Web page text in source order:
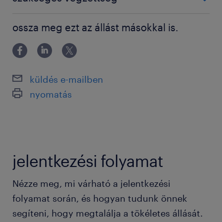
Alvállalkozói és beszállítói árajánlatok
bekérése, feldolgozása
Benchmark alapú árazások
elkészített ajánlatokhoz
azok csökkentésére, illetve elkerülésére
Projekt átadása kivitelező csapat
ossza meg ezt az állást másokkal is.
küldés e-mailben
nyomatás
jelentkezési folyamat
Nézze meg, mi várható a jelentkezési
folyamat során, és hogyan tudunk önnek
segíteni, hogy megtalálja a tökéletes állását.